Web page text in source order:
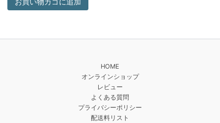
HOME
オンラインショップ
レビュー
よくある質問
プライバシーポリシー
配送料リスト